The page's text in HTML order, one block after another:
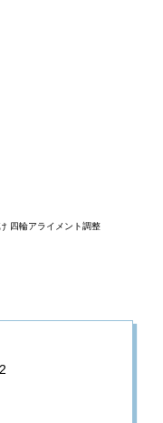
四輪アライメント調整